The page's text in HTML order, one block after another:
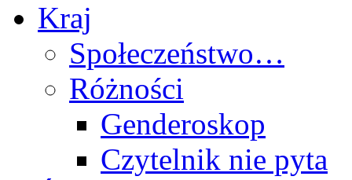
Kraj
Społeczeństwo…
Różności
Genderoskop
Czytelnik nie pyta